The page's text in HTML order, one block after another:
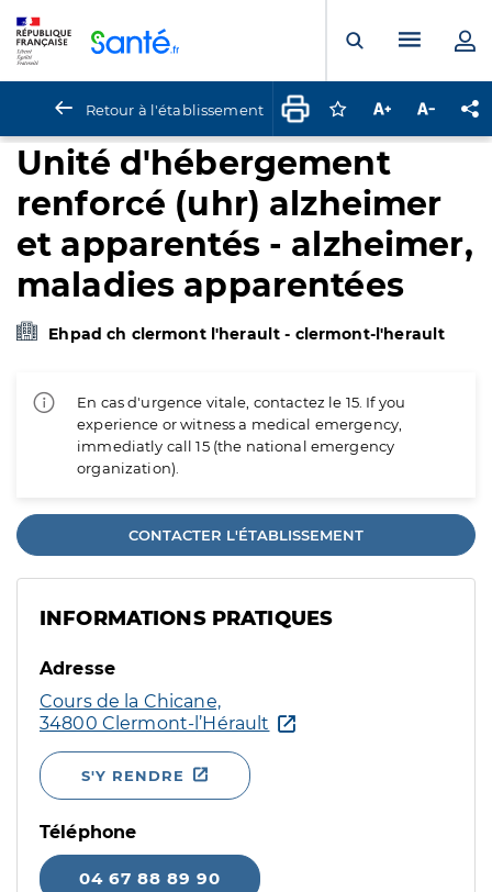
Ouvrir laMenu
Retour à l'établissement Connectez-vous
Augmenter la
Unité d'hébergement
renforcé (uhr) alzheimer
et apparentés - alzheimer,
maladies apparentées
Ehpad ch clermont l'herault - clermont-l'herault
En cas d'urgence vitale, contactez le 15. If you
experience or witness a medical emergency,
immediatly call 15 (the national emergency
organization).
CONTACTER L'ÉTABLISSEMENT
INFORMATIONS PRATIQUES
Adresse
Cours de la Chicane,
34800 Clermont-l’Hérault
S'Y RENDRE
Téléphone
04 67 88 89 90